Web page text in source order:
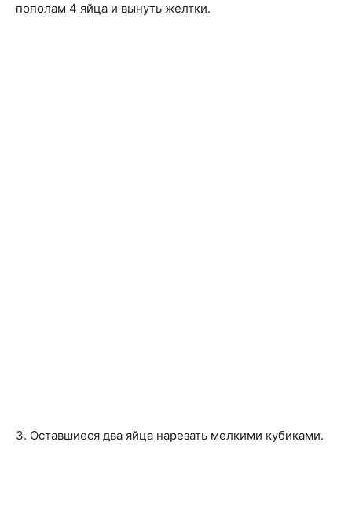
пополам 4 яйца и вынуть желтки.
3. Оставшиеся два яйца нарезать мелкими кубиками.